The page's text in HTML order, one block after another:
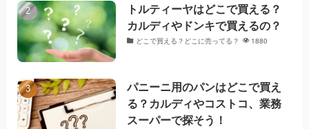
トルティーヤはどこで買える？
カルディやドンキで買えるの？
どこで買える？どこに売ってる？ 1880
パニーニ用のパンはどこで買え
る？カルディやコストコ、業務
スーパーで探そう！